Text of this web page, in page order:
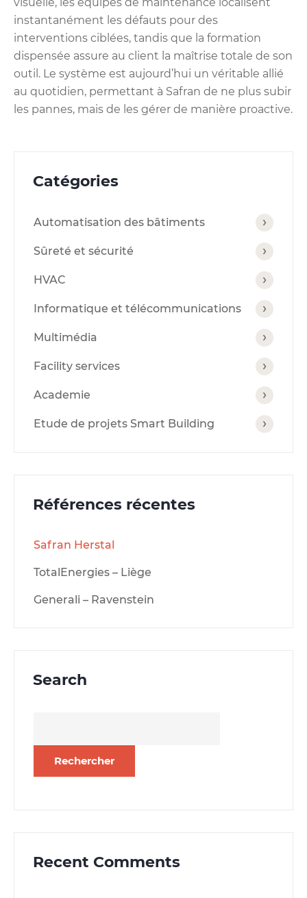
instantanément les défauts pour des
interventions ciblées, tandis que la formation
dispensée assure au client la maîtrise totale de son
outil. Le système est aujourd’hui un véritable allié
au quotidien, permettant à Safran de ne plus subir
les pannes, mais de les gérer de manière proactive.
Catégories
Automatisation des bâtiments
Sûreté et sécurité
HVAC
Informatique et télécommunications
Multimédia
Facility services
Academie
Etude de projets Smart Building
Références récentes
Safran Herstal
TotalEnergies – Liège
Generali – Ravenstein
Search
Recent Comments